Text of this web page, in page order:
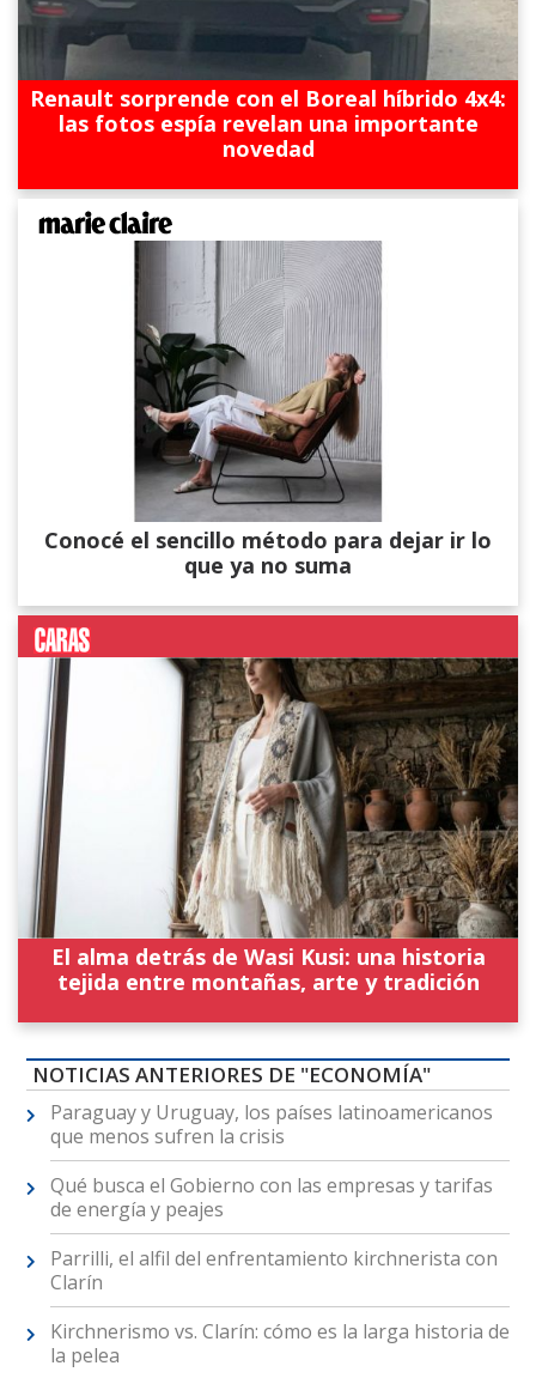
Renault sorprende con el Boreal híbrido 4x4:
las fotos espía revelan una importante
novedad
Conocé el sencillo método para dejar ir lo
que ya no suma
El alma detrás de Wasi Kusi: una historia
tejida entre montañas, arte y tradición
NOTICIAS ANTERIORES DE "ECONOMÍA"
Paraguay y Uruguay, los países latinoamericanos
que menos sufren la crisis
Qué busca el Gobierno con las empresas y tarifas
de energía y peajes
Parrilli, el alfil del enfrentamiento kirchnerista con
Clarín
Kirchnerismo vs. Clarín: cómo es la larga historia de
la pelea